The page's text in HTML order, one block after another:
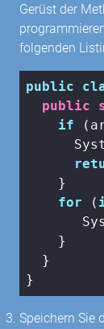
Gerüst der
folgenden
public
public
if
    }
for (
    }
  }
}
Speichern Sie